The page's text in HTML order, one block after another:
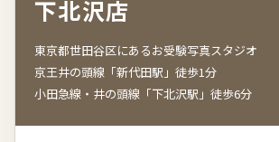
下北沢店
東京都世田谷区にあるお受験写真スタジオ
京王井の頭線「新代田駅」徒歩1分
小田急線・井の頭線「下北沢駅」徒歩6分